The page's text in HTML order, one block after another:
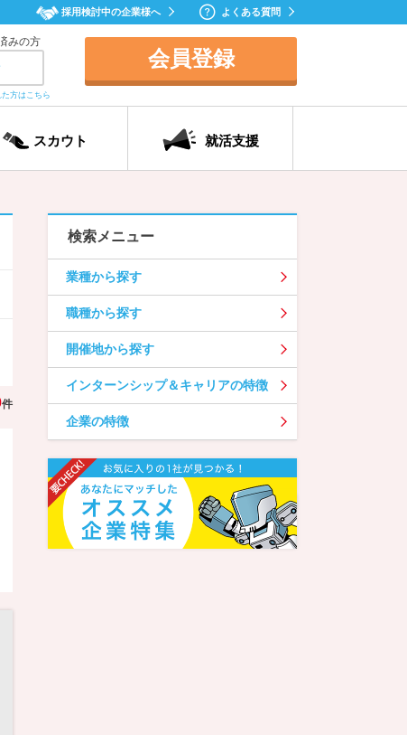
採用検討中の企業様へ よくある質問
みの方
方はこちら
会員登録
スカウト 就活支援
件
検索メニュー
業種から探す
職種から探す
開催地から探す
インターンシップ＆キャリアの特徴
企業の特徴